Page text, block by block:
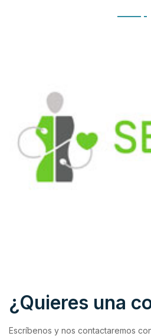
¿Quieres una
Escríbenos y nos contactaremos